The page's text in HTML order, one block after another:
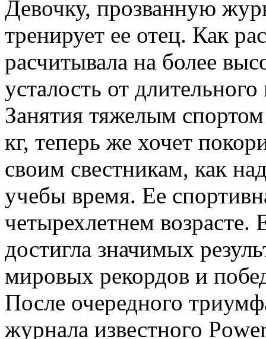
Девочку, прозванную
тренирует ее отец. Как
расчитывала на более
усталость от
Занятия тяжелым
кг, теперь же хочет
своим свестникам, как
учебы время. Ее
четырехлетнем
достигла значимых
мировых рекордов и
После очередного
журнала известного